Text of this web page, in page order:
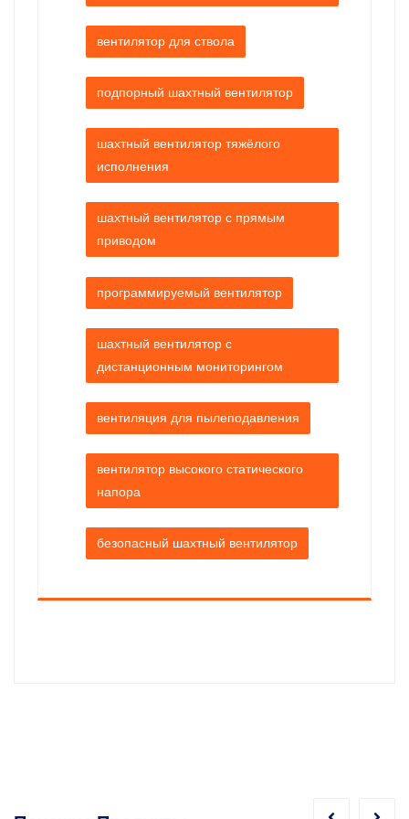
вентилятор для ствола
подпорный шахтный вентилятор
шахтный вентилятор тяжёлого
исполнения
шахтный вентилятор с прямым
приводом
программируемый вентилятор
шахтный вентилятор с
дистанционным мониторингом
вентиляция для пылеподавления
вентилятор высокого статического
напора
безопасный шахтный вентилятор